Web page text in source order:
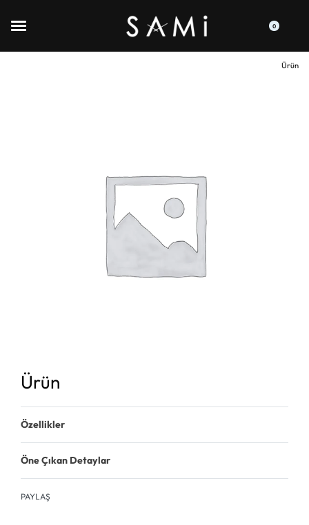
0
Ürün
Ürün
Özellikler
Öne Çıkan Detaylar
PAYLAŞ